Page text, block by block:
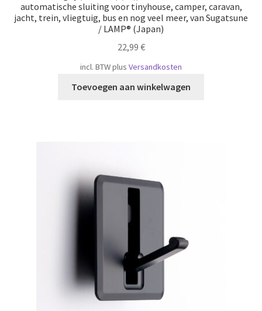
automatische sluiting voor tinyhouse, camper, caravan,
jacht, trein, vliegtuig, bus en nog veel meer, van Sugatsune
/ LAMP® (Japan)
22,99 €
incl. BTWplus Versandkosten
Toevoegen aan winkelwagen